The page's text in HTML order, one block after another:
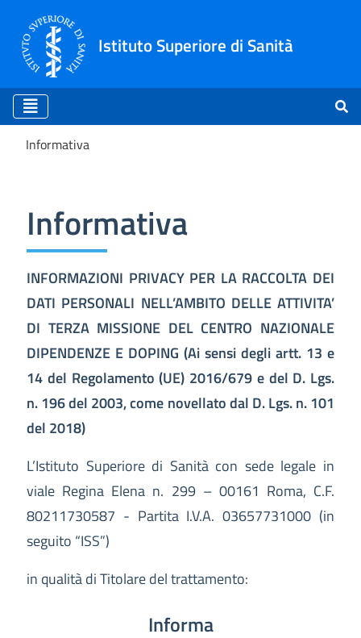
Istituto Superiore di Sanità
Informativa
Informativa
INFORMAZIONI PRIVACY PER LA RACCOLTA DEI
DATI PERSONALI NELL’AMBITO DELLE ATTIVITA’
DI TERZA MISSIONE DEL CENTRO NAZIONALE
DIPENDENZE E DOPING (Ai sensi degli artt. 13 e
14 del Regolamento (UE) 2016/679 e del D. Lgs.
n. 196 del 2003, come novellato dal D. Lgs. n. 101
del 2018)
L’Istituto Superiore di Sanità con sede legale in
viale Regina Elena n. 299 – 00161 Roma, C.F.
80211730587 - Partita I.V.A. 03657731000 (in
seguito “ISS”)
in qualità di Titolare del trattamento:
Informa